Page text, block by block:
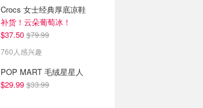
Crocs 女士经典厚底凉鞋
补货！云朵葡萄冰！
$37.50 $79.99
760人感兴趣
POP MART 毛绒星星人
$29.99 $33.99